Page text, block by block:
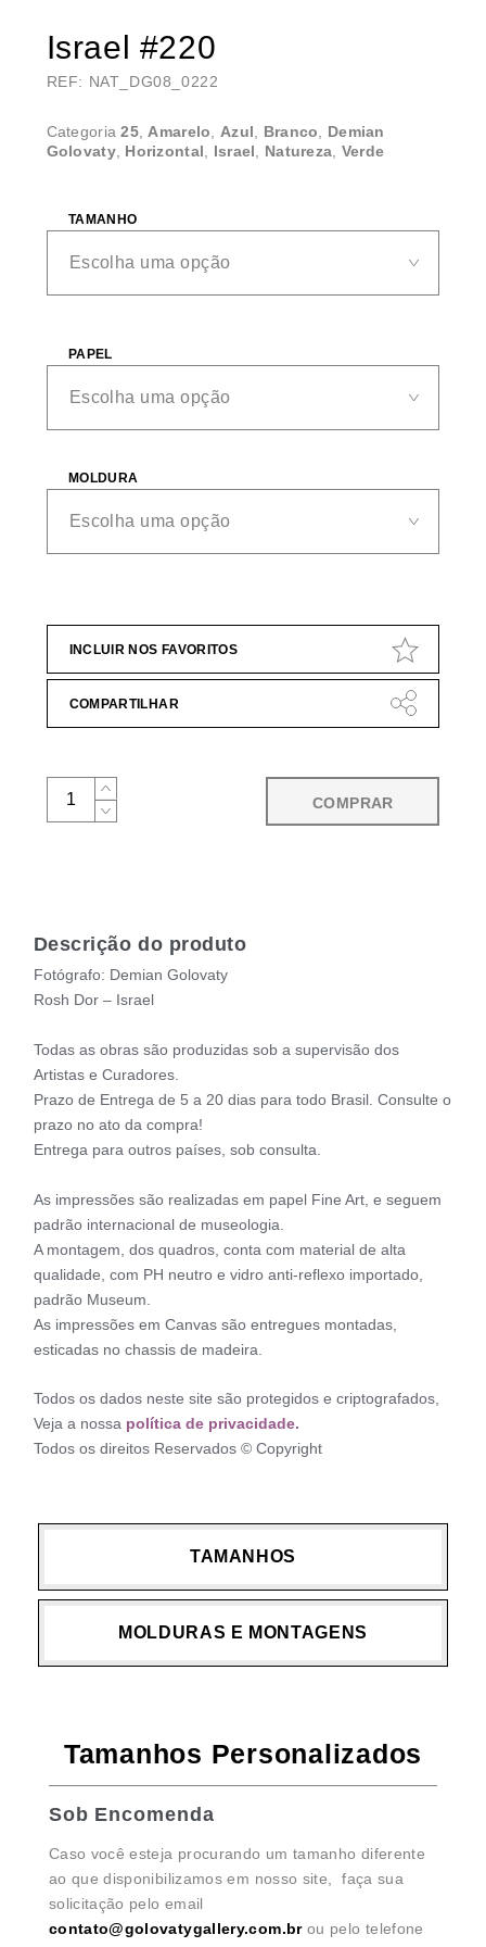
Israel #220
REF: NAT_DG08_0222
Categoria25, Amarelo Azul Branco
Demian
Golovaty, Horizontal Israel Natureza Verde
TAMANHO
PAPEL
MOLDURA
INCLUIR NOS FAVORITOS
COMPARTILHAR
COMPRAR
Descrição do produto
Fotógrafo: Demian Golovaty
Rosh Dor – Israel
Todas as obras são produzidas sob a supervisão dos
Artistas e Curadores.
Prazo de Entrega de 5 a 20 dias para todo Brasil. Consulte o
prazo no ato da compra!
Entrega para outros países, sob consulta.
As impressões são realizadas em papel Fine Art, e seguem
padrão internacional de museologia.
A montagem, dos quadros, conta com material de alta
qualidade, com PH neutro e vidro anti-reflexo importado,
padrão Museum.
As impressões em Canvas são entregues montadas,
esticadas no chassis de madeira.
Todos os dados neste site são protegidos e criptografados,
Veja a nossa política de privacidade.
Todos os direitos Reservados © Copyright
TAMANHOS
MOLDURAS E MONTAGENS
Tamanhos Personalizados
Sob Encomenda
Caso você esteja procurando um tamanho diferente
ao que disponibilizamos em nosso site, faça sua
solicitação pelo email
contato@golovatygallery.com.brou pelo telefone